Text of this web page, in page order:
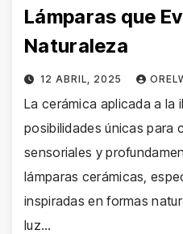
Lámparas que
Naturaleza
12 ABRIL, 2025
La cerámica aplicada a la
posibilidades únicas para
sensoriales y
lámparas cerámicas,
inspiradas en formas
luz…